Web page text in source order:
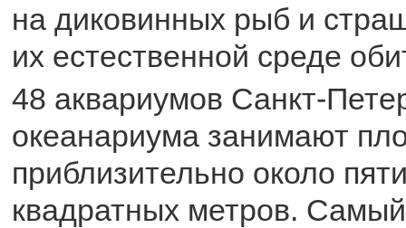
на диковинных рыб и
их естественной среде
48 аквариумов Санкт-
океанариума занимают
приблизительно около
квадратных метров.